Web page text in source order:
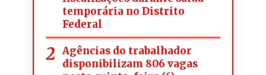
temporária no Distrito
Federal
Agências do trabalhador
disponibilizam 806 vagas